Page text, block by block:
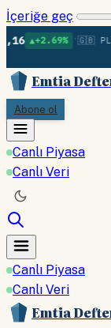
İçeriğe geç
•🇬🇧 PLATIN 1.749
Emtia
Abone ol
Canlı Piyasa
Canlı Veri
Canlı Piyasa
Canlı Veri
Emtia